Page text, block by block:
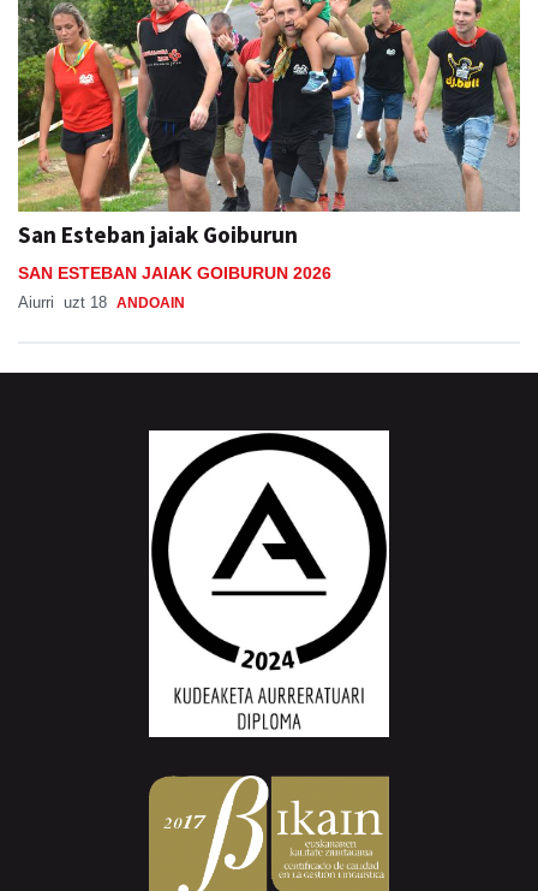
San Esteban jaiak Goiburun
SAN ESTEBAN JAIAK GOIBURUN 2026
Aiurri uzt 18 ANDOAIN